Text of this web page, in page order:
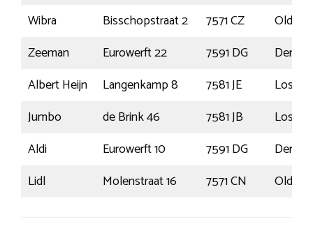
Wibra
Bisschopstraat 2 7571 CZ
Zeeman
Eurowerft 22 7591 DG
Albert Heijn
Langenkamp 8 7581 JE
Losser
Jumbo
de Brink 46 7581 JB
Losser
Aldi
Eurowerft 10 7591 DG
Lidl
Molenstraat 16 7571 CN